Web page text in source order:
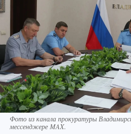
Фото из канала прокуратуры
мессенджере MAX.